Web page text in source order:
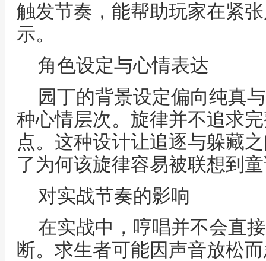
触发节奏，能帮助玩家在紧
示。
角色设定与心情表达
园丁的背景设定偏向纯真
种心情层次。旋律并不追求
点。这种设计让追逐与躲藏
了为何该旋律容易被联想到
对实战节奏的影响
在实战中，哼唱并不会直
断。求生者可能因声音放松